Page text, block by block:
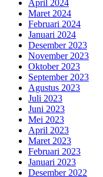
April 2024
Maret 2024
Februari 2024
Januari 2024
Desember 2023
November 2023
Oktober 2023
September 2023
Agustus 2023
Juli 2023
Juni 2023
Mei 2023
April 2023
Maret 2023
Februari 2023
Januari 2023
Desember 2022